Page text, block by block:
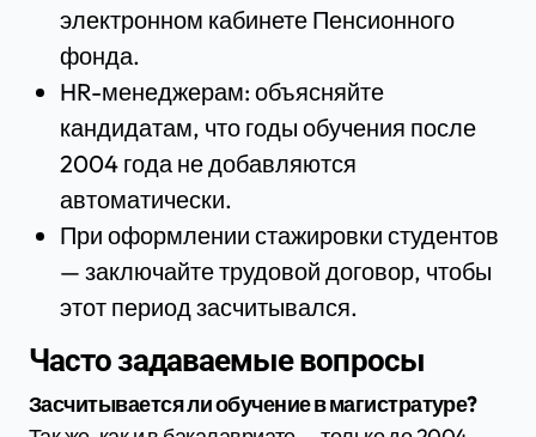
электронном кабинете Пенсионного
фонда.
HR-менеджерам: объясняйте
кандидатам, что годы обучения после
2004 года не добавляются
автоматически.
При оформлении стажировки студентов
— заключайте трудовой договор, чтобы
этот период засчитывался.
Часто задаваемые вопросы
Засчитывается ли обучение в магистратуре?